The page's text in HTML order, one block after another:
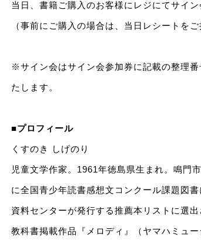
当日、書籍ご購入のお客様にレジにてサイン
（事前にご購入の場合は、当日レシートを
※サイン会はサイン会参加券に記載の整理
たします。
■プロフィール
くすのき しげのり
児童文学作家。1961年徳島県生まれ。鳴門
に全国青少年読書感想文コンクール課題図
資料センターが発行する推薦本リストに選
教科書掲載作品『メロディ』（ヤマハミュ